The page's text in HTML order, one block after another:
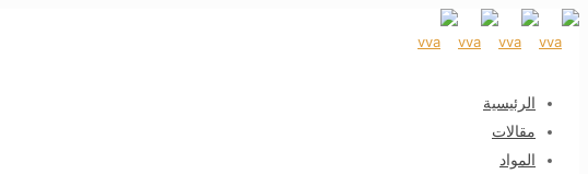
الرئيسية
مقالات
المواد